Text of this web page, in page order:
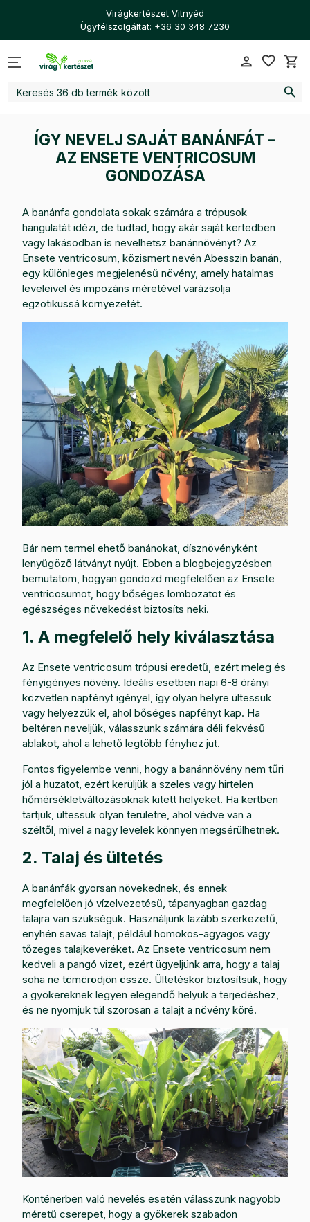
Virágkertészet Vitnyéd
Ügyfélszolgáltat: +36 30 348 7230
person favorite_border shopping_cart
search
ÍGY NEVELJ SAJÁT BANÁNFÁT –
AZ ENSETE VENTRICOSUM
GONDOZÁSA
A banánfa gondolata sokak számára a trópusok
hangulatát idézi, de tudtad, hogy akár saját kertedben
vagy lakásodban is nevelhetsz banánnövényt? Az
Ensete ventricosum, közismert nevén Abesszin banán,
egy különleges megjelenésű növény, amely hatalmas
leveleivel és impozáns méretével varázsolja
egzotikussá környezetét.
Bár nem termel ehető banánokat, dísznövényként
lenyűgöző látványt nyújt. Ebben a blogbejegyzésben
bemutatom, hogyan gondozd megfelelően az Ensete
ventricosumot, hogy bőséges lombozatot és
egészséges növekedést biztosíts neki.
1. A megfelelő hely kiválasztása
Az Ensete ventricosum trópusi eredetű, ezért meleg és
fényigényes növény. Ideális esetben napi 6-8 órányi
közvetlen napfényt igényel, így olyan helyre ültessük
vagy helyezzük el, ahol bőséges napfényt kap. Ha
beltéren neveljük, válasszunk számára déli fekvésű
ablakot, ahol a lehető legtöbb fényhez jut.
Fontos figyelembe venni, hogy a banánnövény nem tűri
jól a huzatot, ezért kerüljük a szeles vagy hirtelen
hőmérsékletváltozásoknak kitett helyeket. Ha kertben
tartjuk, ültessük olyan területre, ahol védve van a
széltől, mivel a nagy levelek könnyen megsérülhetnek.
2. Talaj és ültetés
A banánfák gyorsan növekednek, és ennek
megfelelően jó vízelvezetésű, tápanyagban gazdag
talajra van szükségük. Használjunk lazább szerkezetű,
enyhén savas talajt, például homokos-agyagos vagy
tőzeges talajkeveréket. Az Ensete ventricosum nem
kedveli a pangó vizet, ezért ügyeljünk arra, hogy a talaj
soha ne tömörödjön össze. Ültetéskor biztosítsuk, hogy
a gyökereknek legyen elegendő helyük a terjedéshez,
és ne nyomjuk túl szorosan a talajt a növény köré.
Konténerben való nevelés esetén válasszunk nagyobb
méretű cserepet, hogy a gyökerek szabadon